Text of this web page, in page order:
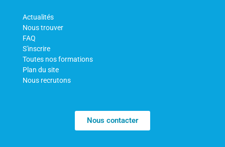
Actualités
Nous trouver
FAQ
S'inscrire
Toutes nos formations
Plan du site
Nous recrutons
Nous contacter